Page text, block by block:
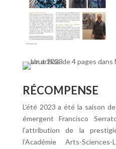
RÉCOMPENSE
L’été 2023 a été la saison
émergent Francisco
l’attribution de la
l’Académie Arts-